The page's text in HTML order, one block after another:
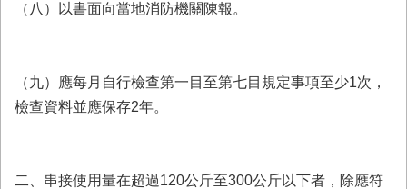
（八）以書面向當地消防機關陳報。
（九）應每月自行檢查第一目至第七目規定事項至少1次，
檢查資料並應保存2年。
二、串接使用量在超過120公斤至300公斤以下者，除應符